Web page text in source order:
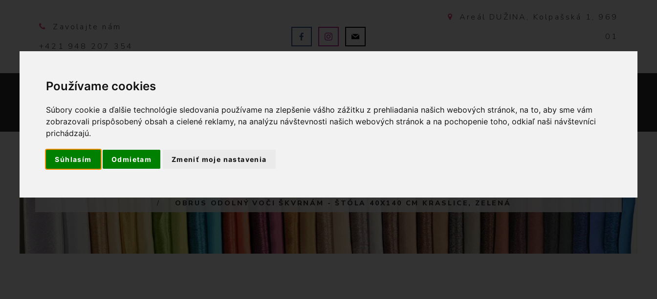
Používame cookies
Súbory cookie a ďalšie technológie sledovania používame na zlepšenie vášho zážitku z prehliadania našich webových stránok, na to, aby sme vám
zobrazovali prispôsobený obsah a cielené reklamy, na analýzu návštevnosti našich webových stránok a na pochopenie toho, odkiaľ naši návštevníci
prichádzajú.
Súhlasím Odmietam Zmeniť moje nastavenia
Zavolajte nám
+421 948 207 354
Areál DUŽINA, Kolpašská 1, 969
01
OBRUS ODOLNÝ VOČI ŠKVRNÁM - ŠTÓLA 40X140 CM KRASLICE, ZELENÁ